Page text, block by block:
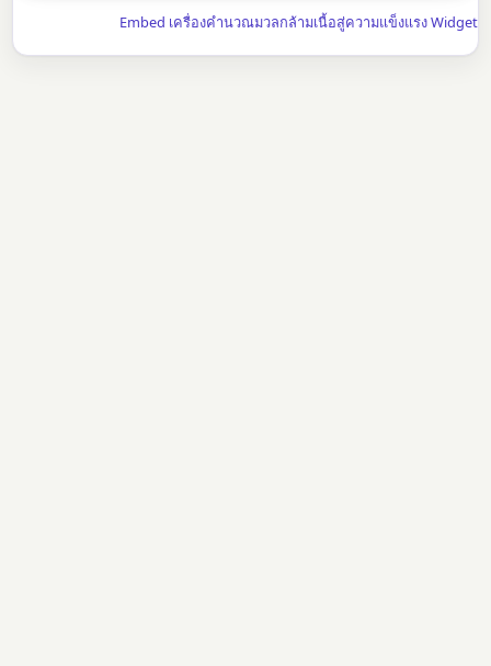
Embed เครื่องคำนวณมวลกล้ามเนื้อสู่ความแข็งแรง Widget